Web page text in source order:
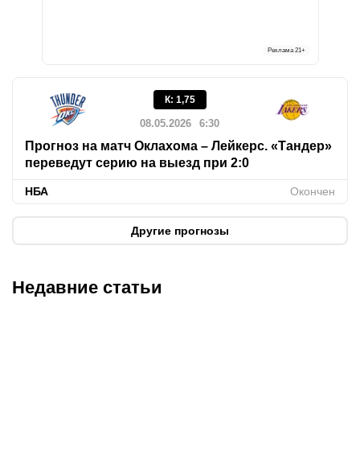
Реклама 21+
К: 1,75
08.05.2026 6:30
Прогноз на матч Оклахома – Лейкерс. «Тандер»
переведут серию на выезд при 2:0
НБА Окончен
Другие прогнозы
Недавние статьи